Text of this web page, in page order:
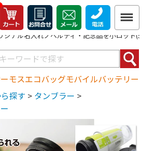
ジナル名入れノベルティ・記念品を小ロット
モスエコバッグモバイルバッテリー
探す > タンブラー >